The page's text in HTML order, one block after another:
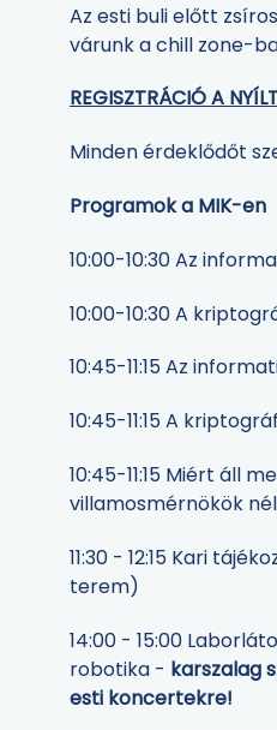
Az esti buli előtt
várunk a chill zone-
REGISZTRÁCIÓ A
Minden érdeklődőt
Programok a MIK-en
10:00-10:30 Az
10:00-10:30 A
10:45-11:15 Az
10:45-11:15 A
10:45-11:15 Miért áll
villamosmérnökök
11:30 - 12:15 Kari
terem)
14:00 - 15:00
robotika - karszalag
esti koncertekre!